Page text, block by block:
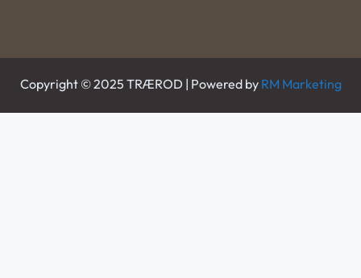
Copyright © 2025 TRÆROD | Powered by RM Marketing